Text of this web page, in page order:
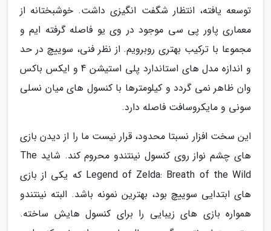
توسعه یافته، انتظار شگفت انگیزی داشت. خوشبختانه از
معماری پاور پی سی موجود در وی یو فاصله گرفته ایم و
مجموعا با ترکیب بهتری روبرویم. از نظر فنی، سوییچ در حد
و اندازه مدل های استاندارد پلی استیشن 4 و ایکس باکس
وان ظاهر نمی گردد و کیلومترها با کنسول های میان نسلی
سونی و مایکروسافت فاصله دارد.
این سخت افزار نسبتا محدود، قرار نیست ما را از دیدن بازی
های چشم نواز روی کنسول نینتندو محروم کند. شاید The
Legend of Zelda: Breath of the Wild که یکی از بازی
های ابتدایی سوییچ بود، بهترین نمونه باشد. البته نینتندو
همواره بازی های زیبایی را برای کنسول هایش ساخته.